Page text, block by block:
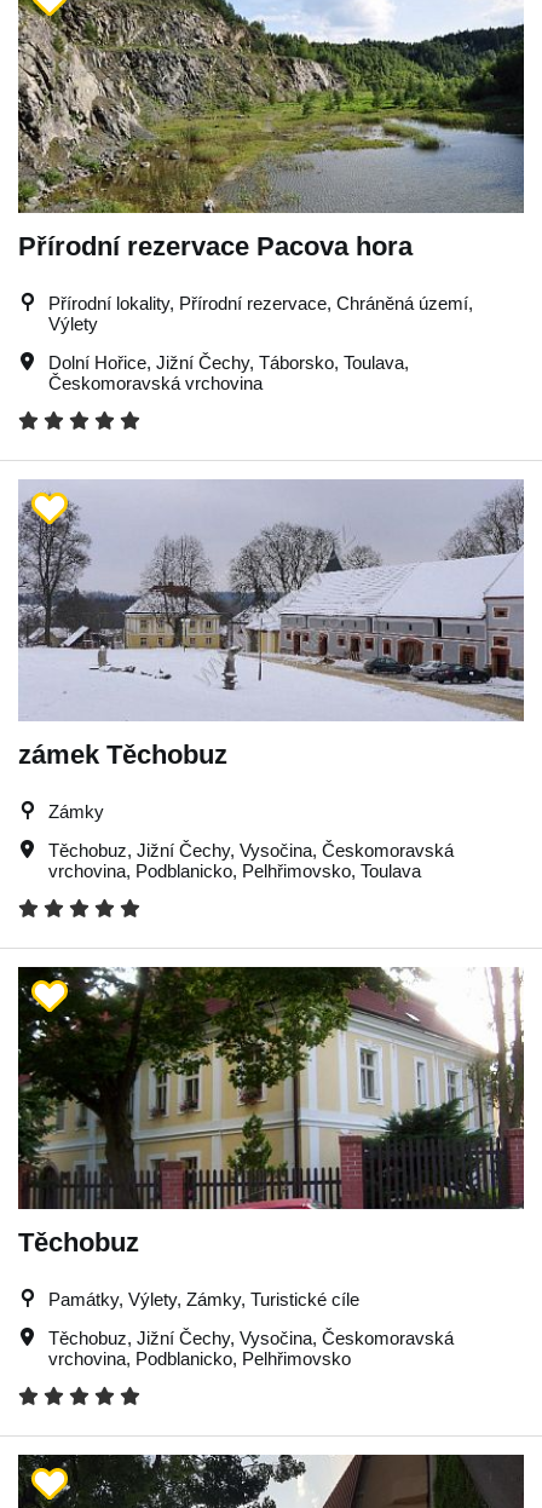
Přírodní rezervace Pacova hora
Přírodní lokality, Přírodní rezervace, Chráněná území,
Výlety
Dolní Hořice, Jižní Čechy, Táborsko, Toulava,
Českomoravská vrchovina
zámek Těchobuz
Zámky
Těchobuz, Jižní Čechy, Vysočina, Českomoravská
vrchovina, Podblanicko, Pelhřimovsko, Toulava
Těchobuz
Památky, Výlety, Zámky, Turistické cíle
Těchobuz, Jižní Čechy, Vysočina, Českomoravská
vrchovina, Podblanicko, Pelhřimovsko